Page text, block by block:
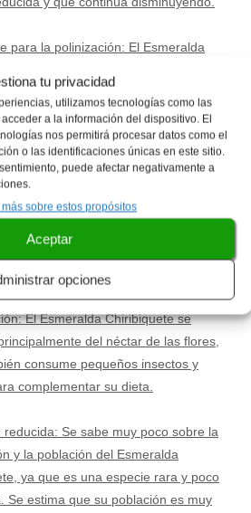
tu privacidad
utilizamos tecnologías como las
a la información del dispositivo. El
nos permitirá procesar datos como el
o las identificaciones únicas en este sitio.
puede afectar negativamente a
más sobre estos propósitos
Aceptar
opciones
para la polinización: El Esmeralda
de las flores de la Sierra de
lo que la convierte en una pieza
pesar de ser un colibrí, el Esmeralda
es una de las especies más
de largo y pesa alrededor de 3
El Esmeralda Chiribiquete se
del néctar de las flores,
consume pequeños insectos y
complementar su dieta.
reducida: Se sabe muy poco sobre la
y la población del Esmeralda
ya que es una especie rara y poco
Se estima que su población es muy